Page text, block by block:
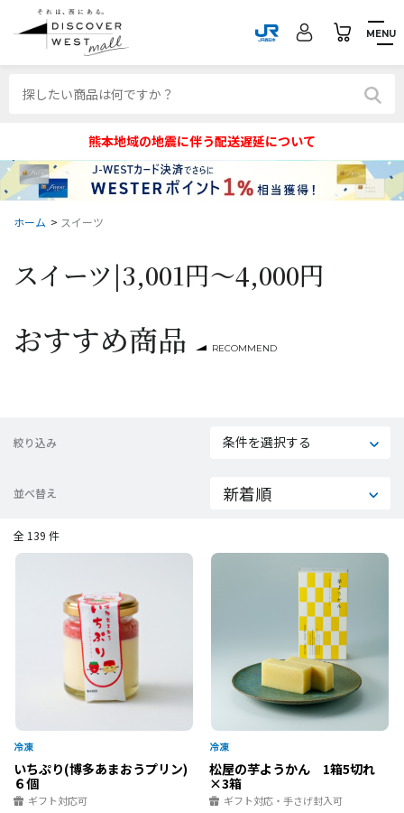
MENU
熊本地域の地震に伴う配送遅延について
ホーム > スイーツ
スイーツ|3,001円～4,000円
おすすめ商品 RECOMMEND
絞り込み 条件を選択する
並べ替え
全 139 件
いちぷり(博多あまおうプリン)
６個
ギフト対応可
松屋の芋ようかん 1箱5切れ
×3箱
ギフト対応・手さげ封入可